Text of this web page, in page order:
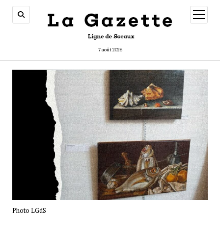
7 août 2026
ouvrir
menu
Photo LGdS